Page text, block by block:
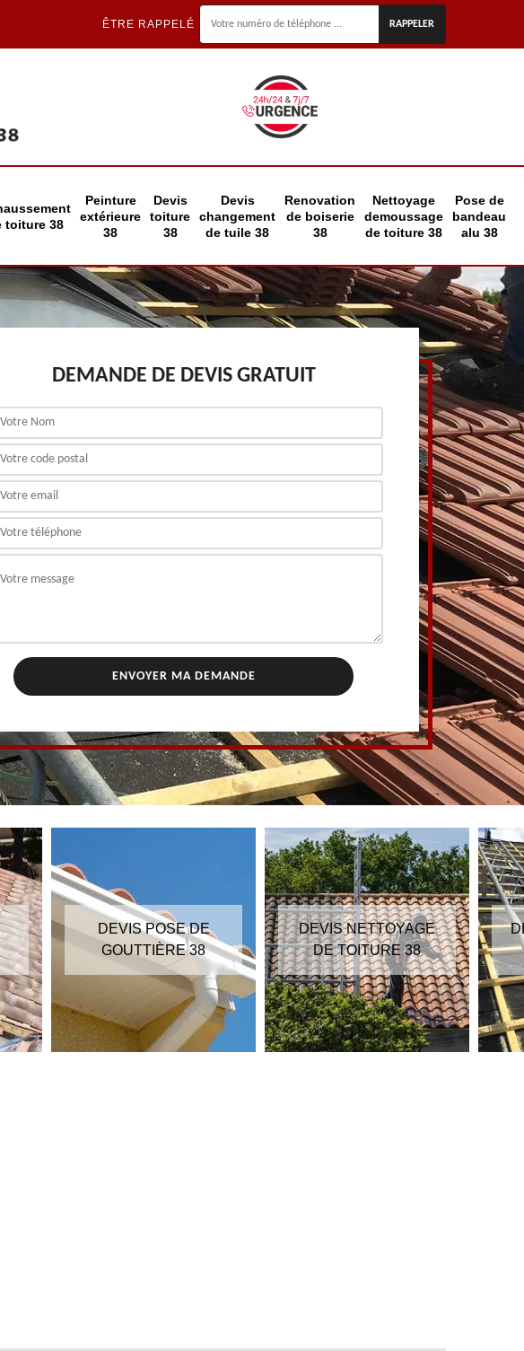
ÊTRE RAPPELÉ
toiture 38
Peinture
extérieure
38
Devis
toiture
38
Devis
changement
de tuile 38
Renovation
de boiserie
38
Nettoyage
demoussage
de toiture 38
Pose de
bandeau
alu 38
DEMANDE DE DEVIS GRATUIT
DEVIS POSE DE
GOUTTIÈRE 38
DEVIS NETTOYAGE
DE TOITURE 38